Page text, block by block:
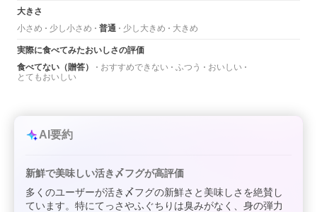
大きさ
小さめ
少し小さめ 普通 少し大きめ 大きめ
実際に食べてみたおいしさの評価
食べてない（贈答）
おすすめできない ふつう
おいしい
とてもおいしい
AI要約
新鮮で美味しい活き〆フグが高評価
多くのユーザーが活き〆フグの新鮮さと美味しさを絶賛し
ています。特にてっさやふぐちりは臭みがなく、身の弾力